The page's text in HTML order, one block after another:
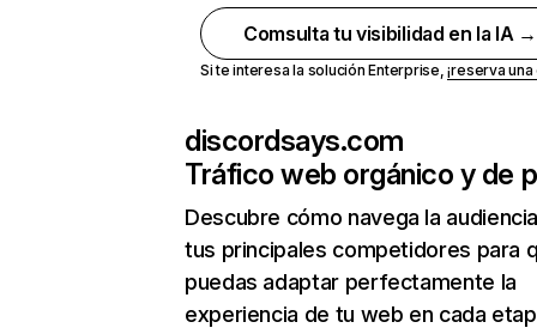
Comsulta tu visibilidad en la IA →
Si te interesa la solución Enterprise,¡reserva
discordsays.com
Tráfico web orgánico y de
Descubre cómo navega la
tus principales competidores para
puedas adaptar perfectamente la
experiencia de tu web en cada